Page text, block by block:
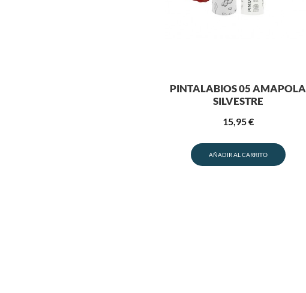
PINTALABIOS 05 AMAPOLA
SILVESTRE
15,95€
AÑADIR AL CARRITO